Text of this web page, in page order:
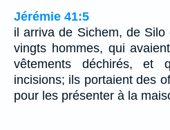
Jérémie 41:5
il arriva de Sichem, de
vingts hommes, qui
vêtements déchirés, et
incisions; ils portaient des
pour les présenter à la